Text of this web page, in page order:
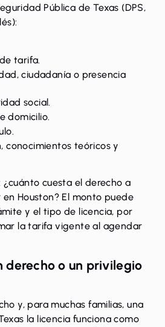
Pública de Texas (DPS,
tarifa.
ciudadanía o presencia
social.
domicilio.
conocimientos teóricos y
¿cuánto cuesta el derecho a
Houston? El monto puede
y el tipo de licencia, por
la tarifa vigente al agendar
derecho o un privilegio
y, para muchas familias, una
la licencia funciona como